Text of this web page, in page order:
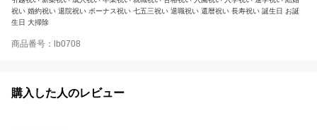
祝い 婚約祝い 退院祝い ボーナス祝い 七五三祝い 退職祝い 還暦祝い 長寿祝い 誕生日 お誕
生日 大掃除
商品番号：lb0708
購入した人のレビュー